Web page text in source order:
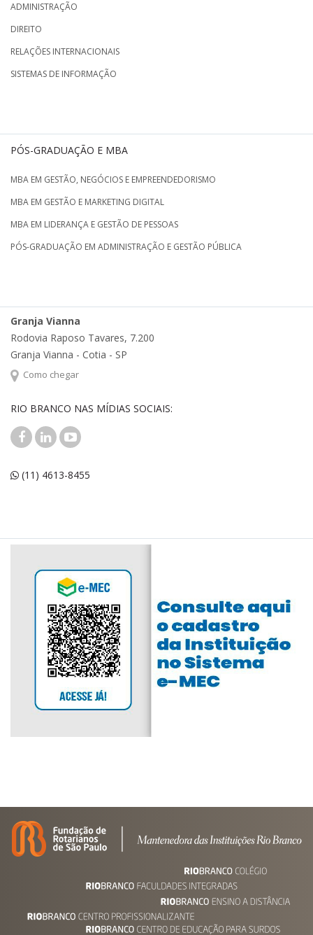
ADMINISTRAÇÃO
DIREITO
RELAÇÕES INTERNACIONAIS
SISTEMAS DE INFORMAÇÃO
PÓS-GRADUAÇÃO E MBA
MBA EM GESTÃO, NEGÓCIOS E EMPREENDEDORISMO
MBA EM GESTÃO E MARKETING DIGITAL
MBA EM LIDERANÇA E GESTÃO DE PESSOAS
PÓS-GRADUAÇÃO EM ADMINISTRAÇÃO E GESTÃO PÚBLICA
Granja Vianna
Rodovia Raposo Tavares, 7.200
Granja Vianna - Cotia - SP
Como chegar
RIO BRANCO NAS MÍDIAS SOCIAIS:
(11) 4613-8455